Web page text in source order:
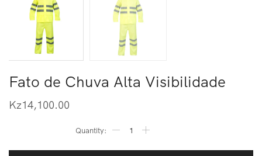
Fato de Chuva Alta Visibilidade
Kz14,100.00